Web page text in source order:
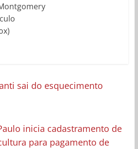
sai do esquecimento
inicia cadastramento de
para pagamento de